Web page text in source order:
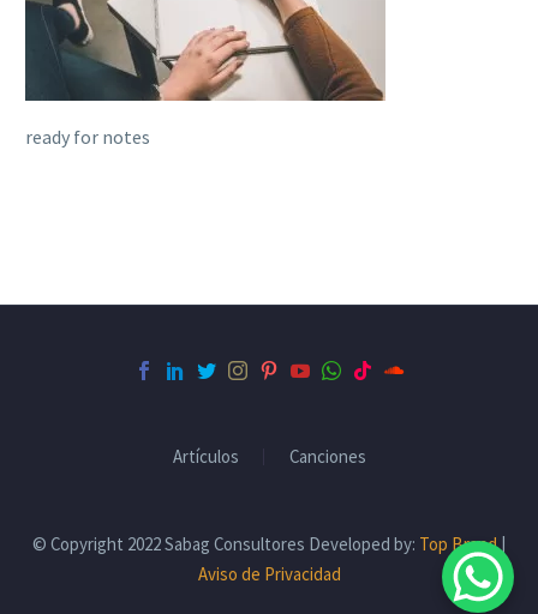
ready for notes
Artículos Canciones
© Copyright 2022 Sabag Consultores Developed by: Top Brand|
Aviso de Privacidad